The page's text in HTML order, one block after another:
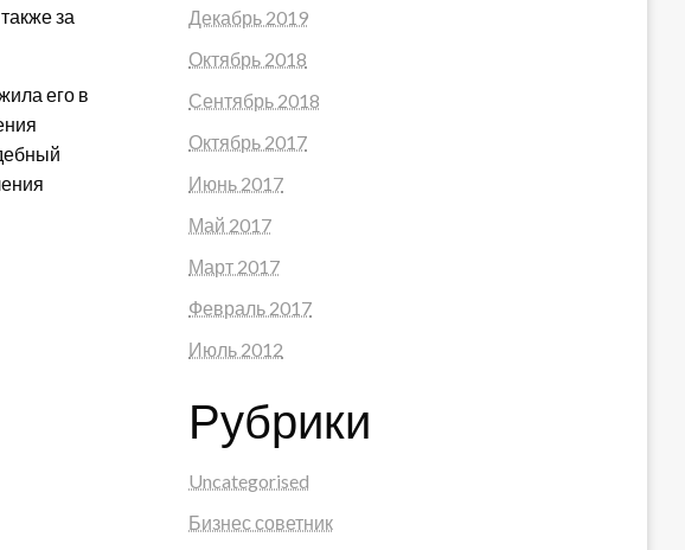
за
его в
Декабрь 2019
Октябрь 2018
Сентябрь 2018
Октябрь 2017
Июнь 2017
Май 2017
Март 2017
Февраль 2017
Июль 2012
Рубрики
Uncategorised
Бизнес советник